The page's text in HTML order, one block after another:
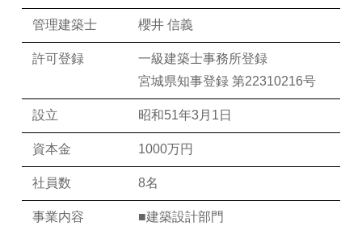
櫻井 信義
一級建築士事務所登録
宮城県知事登録 第22310216号
昭和51年3月1日
1000万円
8名
建築設計部門